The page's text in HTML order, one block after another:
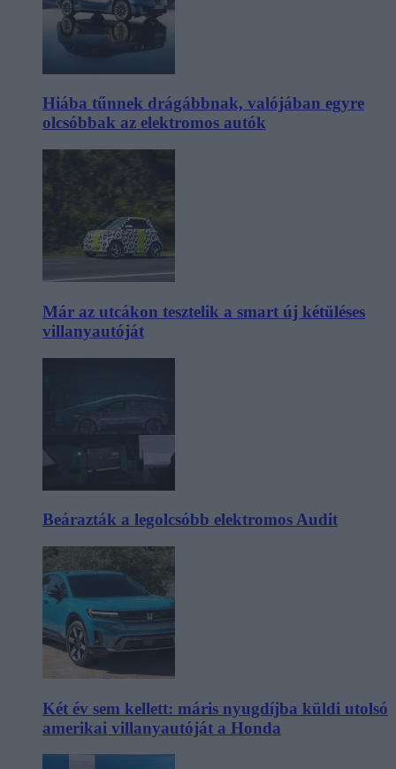
Hiába tűnnek drágábbnak, valójában egyre
olcsóbbak az elektromos autók
Már az utcákon tesztelik a smart új kétüléses
villanyautóját
Beárazták a legolcsóbb elektromos Audit
Két év sem kellett: máris nyugdíjba küldi utolsó
amerikai villanyautóját a Honda